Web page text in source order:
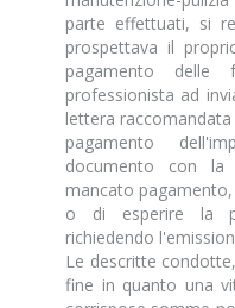
parte effettuati, si
prospettava il
pagamento delle
professionista ad
lettera
pagamento
documento con
mancato
o di esperire la
richiedendo
Le descritte
fine in quanto una